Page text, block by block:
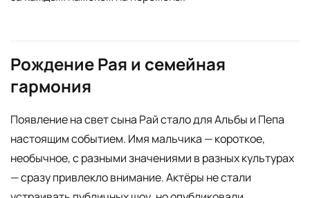
Рождение Рая и семейная
гармония
Появление на свет сына Рай стало для Альбы и Пепа
настоящим событием. Имя мальчика — короткое,
необычное, с разными значениями в разных культурах
— сразу привлекло внимание. Актёры не стали